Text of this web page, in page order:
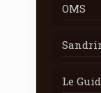
OMS
Le